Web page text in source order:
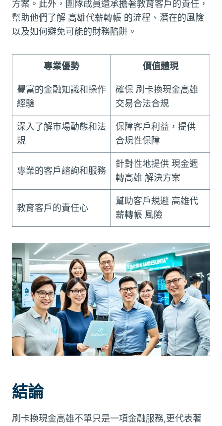
方案。此外，團隊成員還承擔著教育客戶的責任，
幫助他們了解 高雄代薪轉帳 的流程、潛在的風險
以及如何避免可能的財務陷阱。
專業優勢 價值體現
豐富的金融知識和操作
經驗
確保 刷卡換現金高雄
交易合法合規
深入了解市場動態和法
規
保障客戶利益，提供
合規性保障
專業的客戶諮詢和服務
針對性地提供 現金週
轉高雄 解決方案
教育客戶的責任心
幫助客戶規避 高雄代
薪轉帳 風險
結論
刷卡換現金高雄不單只是一項金融服務,更代表著